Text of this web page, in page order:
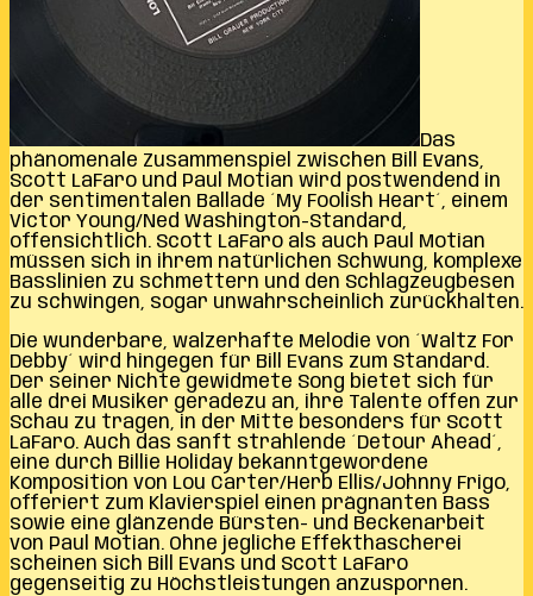
Das
phänomenale Zusammenspiel zwischen Bill Evans,
Scott LaFaro und Paul Motian wird postwendend in
der sentimentalen Ballade ´My Foolish Heart´, einem
Victor Young/Ned Washington-Standard,
offensichtlich. Scott LaFaro als auch Paul Motian
müssen sich in ihrem natürlichen Schwung, komplexe
Basslinien zu schmettern und den Schlagzeugbesen
zu schwingen, sogar unwahrscheinlich zurückhalten.
Die wunderbare, walzerhafte Melodie von ´Waltz For
Debby´ wird hingegen für Bill Evans zum Standard.
Der seiner Nichte gewidmete Song bietet sich für
alle drei Musiker geradezu an, ihre Talente offen zur
Schau zu tragen, in der Mitte besonders für Scott
LaFaro. Auch das sanft strahlende ´Detour Ahead´,
eine durch Billie Holiday bekanntgewordene
Komposition von Lou Carter/Herb Ellis/Johnny Frigo,
offeriert zum Klavierspiel einen prägnanten Bass
sowie eine glänzende Bürsten- und Beckenarbeit
von Paul Motian. Ohne jegliche Effekthascherei
scheinen sich Bill Evans und Scott LaFaro
gegenseitig zu Höchstleistungen anzuspornen.